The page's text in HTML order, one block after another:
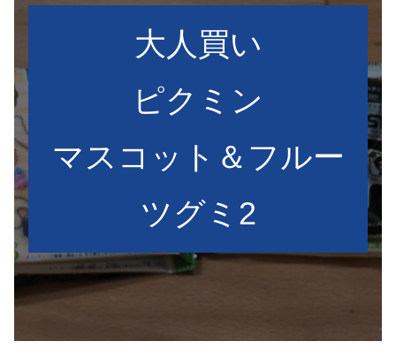
大人買い
ピクミン
マスコット＆フルー
ツグミ2